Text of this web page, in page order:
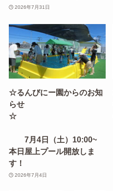
2026年7月31日
☆るんびにー園からのお知
らせ
☆
7月4日（土）10:00~
本日屋上プール開放しま
す！
2026年7月4日